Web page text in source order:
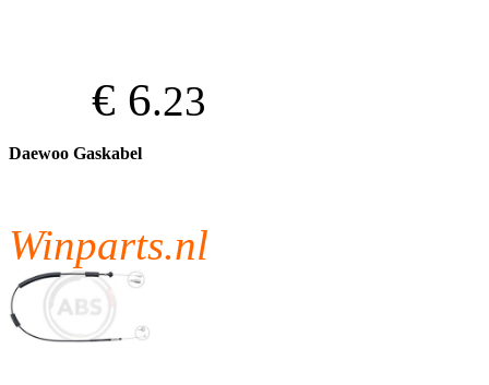
€ 6.23
Daewoo Gaskabel
Winparts.nl